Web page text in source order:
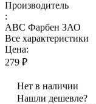
Производитель
:
АВС Фарбен ЗАО
Все характеристики
Цена:
279 ₽
Нет в наличии
Нашли дешевле?